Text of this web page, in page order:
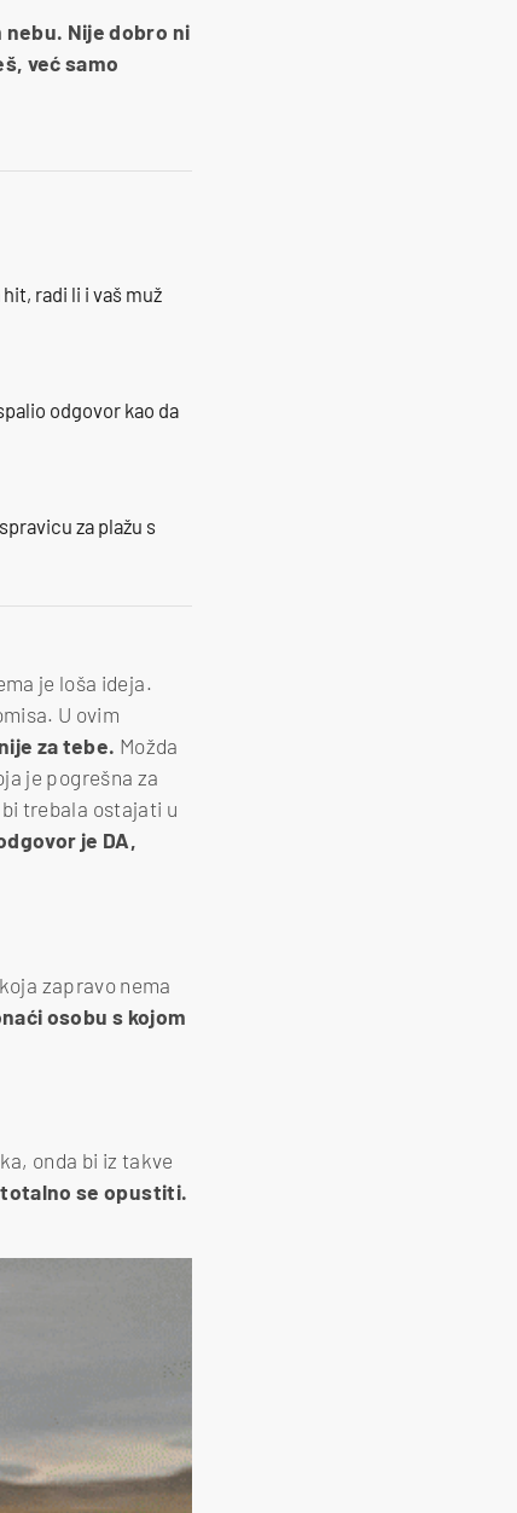
nebu. Nije dobro ni
već samo
radi li i vaš muž
odgovor kao da
za plažu s
je loša ideja.
U ovim
za tebe. Možda
je pogrešna za
trebala ostajati u
je DA,
zapravo nema
osobu s kojom
onda bi iz takve
totalno se opustiti.